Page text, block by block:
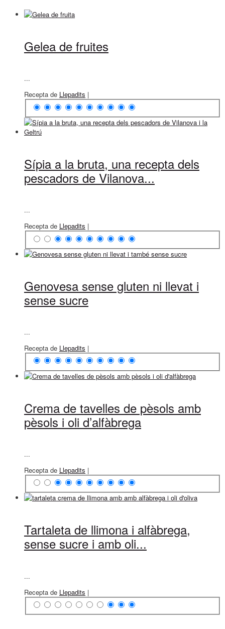
Gelea de fruites
...
Recepta de Llepadits |
Sípia a la bruta, una recepta dels
pescadors de Vilanova...
...
Recepta de Llepadits |
Genovesa sense gluten ni llevat i
sense sucre
...
Recepta de Llepadits |
Crema de tavelles de pèsols amb
pèsols i oli d’alfàbrega
...
Recepta de Llepadits |
Tartaleta de llimona i alfàbrega,
sense sucre i amb oli...
...
Recepta de Llepadits |